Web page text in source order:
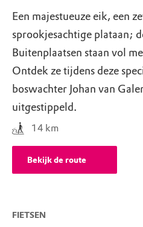
Een majestueuze eik, een
sprookjesachtige plataan;
Buitenplaatsen staan vol
Ontdek ze tijdens deze
boswachter Johan van
uitgestippeld.
14 km
Bekijk de route
FIETSEN